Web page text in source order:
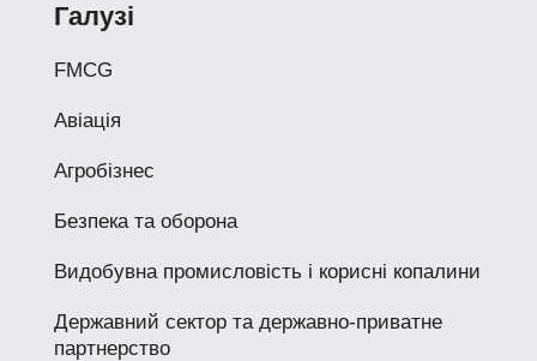
Галузі
FMCG
Авіація
Агробізнес
Безпека та оборона
Видобувна промисловість і корисні копалини
Державний сектор та державно-приватне
партнерство